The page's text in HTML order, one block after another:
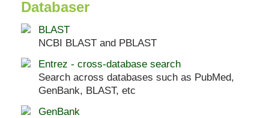
Databaser
BLAST
NCBI BLAST and PBLAST
Entrez - cross-database search
Search across databases such as PubMed,
GenBank, BLAST, etc
GenBank